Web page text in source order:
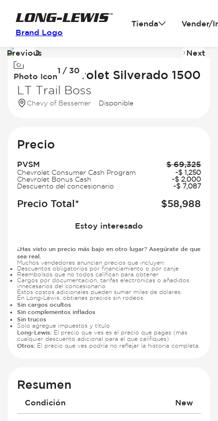
Brand Logo
Tienda Vender/
Image
of
Photo Icon
1 / 30
Previous Next
2026 Chevrolet Silverado 1500
LT Trail Boss
Chevy of Bessemer Disponible
Precio
PVSM $ 69,325
Chevrolet Consumer Cash Program -$ 1,250
Chevrolet Bonus Cash
-$ 2,000
Descuento del concesionario
-$ 7,087
Precio Total* $58,988
Estoy interesado
¿Has visto un precio más bajo en otro lugar? Asegúrate de que
sea real.
Muchos vendedores anuncian precios que incluyen:
Descuentos obligatorios por financiamiento o por canje
Reembolsos que no todos califican para obtener
Cargos por documentación, tarifas electrónicas o añadidos
innecesarios del concesionario
Estos costos adicionales pueden sumar miles de dólares.
En Long-Lewis, obtienes precios sin rodeos:
Sin cargos ocultos
Sin complementos inflados
Sin trucos
Solo agregue impuestos y título
Long-Lewis: El precio que ves es el precio que pagas (más
cualquier descuento adicional para el que califiques)
Otros: El precio que ves podría no reflejar la historia completa.
Resumen
Condición New